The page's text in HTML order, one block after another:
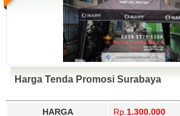
Harga Tenda Promosi Surabaya
HARGA Rp. 1.300.000